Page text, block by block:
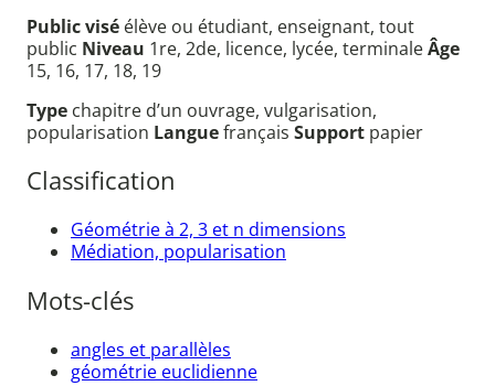
Public visé élève ou étudiant, enseignant, tout
public Niveau 1re, 2de, licence, lycée, terminaleÂge
15, 16, 17, 18, 19
Type chapitre d’un ouvrage, vulgarisation,
popularisation Languefrançais Support papier
Classification
Géométrie à 2, 3 et n dimensions
Médiation, popularisation
Mots-clés
angles et parallèles
géométrie euclidienne